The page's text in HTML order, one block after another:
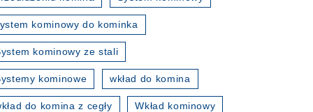
kominowy do kominka
kominowy ze stali
kominowe wkład do komina
do komina z cegły Wkład kominowy